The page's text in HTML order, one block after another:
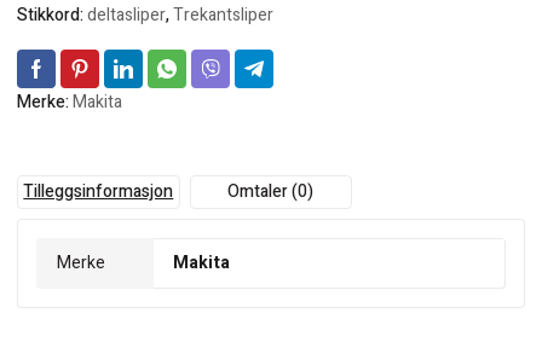
Stikkord:deltasliper,Trekantsliper
Merke:Makita
Tilleggsinformasjon Omtaler (0)
Merke Makita